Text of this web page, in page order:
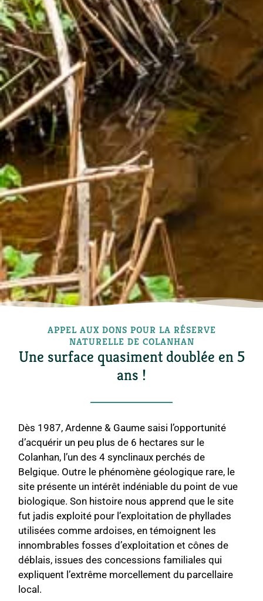
APPEL AUX DONS POUR LA RÉSERVE
NATURELLE DE COLANHAN
Une surface quasiment doublée en 5
ans !
Dès 1987, Ardenne & Gaume saisi l’opportunité
d’acquérir un peu plus de 6 hectares sur le
Colanhan, l’un des 4 synclinaux perchés de
Belgique. Outre le phénomène géologique rare, le
site présente un intérêt indéniable du point de vue
biologique. Son histoire nous apprend que le site
fut jadis exploité pour l’exploitation de phyllades
utilisées comme ardoises, en témoignent les
innombrables fosses d’exploitation et cônes de
déblais, issues des concessions familiales qui
expliquent l’extrême morcellement du parcellaire
local.